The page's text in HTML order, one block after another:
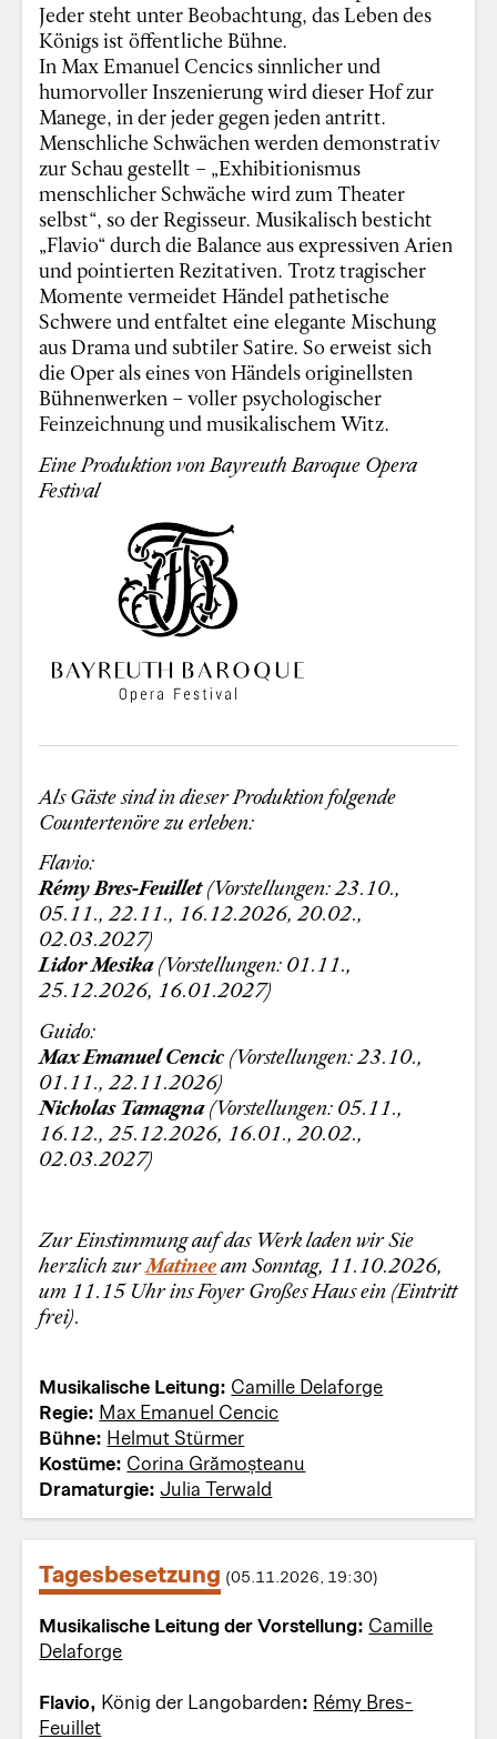
Jeder steht unter Beobachtung, das Leben des
Königs ist öffentliche Bühne.
In Max Emanuel Cencics sinnlicher und
humorvoller Inszenierung wird dieser Hof zur
Manege, in der jeder gegen jeden antritt.
Menschliche Schwächen werden demonstrativ
zur Schau gestellt – „Exhibitionismus
menschlicher Schwäche wird zum Theater
selbst“, so der Regisseur. Musikalisch besticht
„Flavio“ durch die Balance aus expressiven Arien
und pointierten Rezitativen. Trotz tragischer
Momente vermeidet Händel pathetische
Schwere und entfaltet eine elegante Mischung
aus Drama und subtiler Satire. So erweist sich
die Oper als eines von Händels originellsten
Bühnenwerken – voller psychologischer
Feinzeichnung und musikalischem Witz.
Eine Produktion von Bayreuth Baroque Opera
Festival
Als Gäste sind in dieser Produktion folgende
Countertenöre zu erleben:
Flavio:
Rémy Bres-Feuillet(Vorstellungen: 23.10.,
05.11., 22.11., 16.12.2026, 20.02.,
02.03.2027)
Lidor Mesika(Vorstellungen: 01.11.,
25.12.2026, 16.01.2027)
Guido:
Max Emanuel Cencic(Vorstellungen: 23.10.,
01.11., 22.11.2026)
Nicholas Tamagna(Vorstellungen: 05.11.,
16.12., 25.12.2026, 16.01., 20.02.,
02.03.2027)
Zur Einstimmung auf das Werk laden wir Sie
herzlich zurMatineeam Sonntag, 11.10.2026,
um 11.15 Uhr ins Foyer Großes Haus ein (Eintritt
frei).
Musikalische Leitung: Camille Delaforge
Regie: Max Emanuel Cencic
Bühne: Helmut Stürmer
Kostüme: Corina Grămoșteanu
Dramaturgie:Julia Terwald
Tagesbesetzung (05.11.2026, 19:30)
Musikalische Leitung der Vorstellung: Camille
Delaforge
Flavio, König der Langobarden: Rémy Bres-
Feuillet